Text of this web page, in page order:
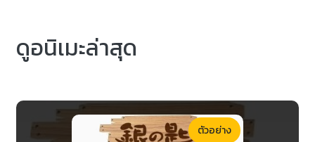
ดูอนิเมะล่าสุด
ตัวอย่าง